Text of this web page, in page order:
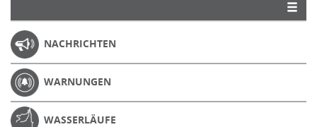
NACHRICHTEN
WARNUNGEN
WASSERLÄUFE